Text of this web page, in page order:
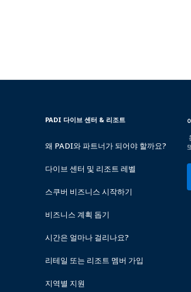
PADI
&
PADI 다이브 센터 & 리조트
왜 PADI와 파트너가 되어야 할까요?
다이브 센터 및 리조트 레벨
스쿠버 비즈니스 시작하기
비즈니스 계획 돕기
시간은 얼마나 걸리나요?
리테일 또는 리조트 멤버 가입
지역별 지원